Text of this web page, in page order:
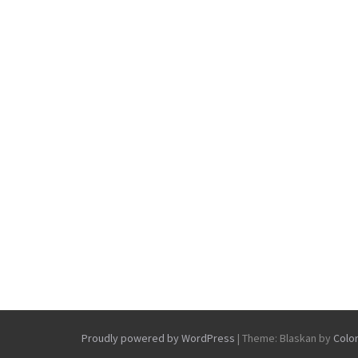
Proudly powered by WordPress | Theme: Blaskan by